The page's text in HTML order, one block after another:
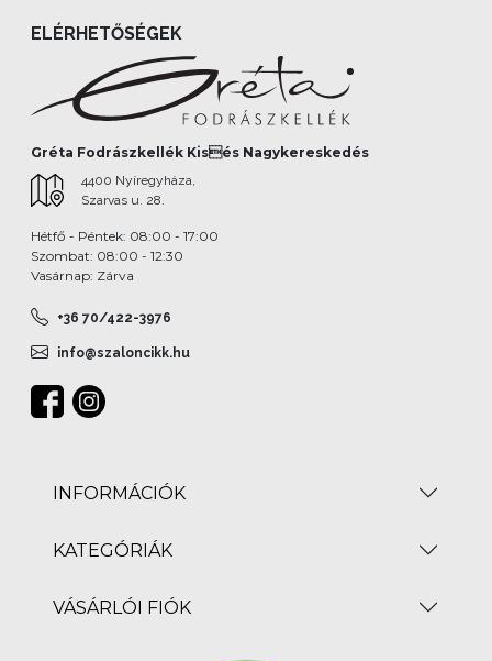
ELÉRHETŐSÉGEK
Gréta Fodrászkellék Kisés Nagykereskedés
4400 Nyíregyháza,
Szarvas u. 28.
Hétfő - Péntek: 08:00 - 17:00
Szombat: 08:00 - 12:30
Vasárnap: Zárva
+36 70/422-3976
info@szaloncikk.hu
INFORMÁCIÓK
KATEGÓRIÁK
VÁSÁRLÓI FIÓK